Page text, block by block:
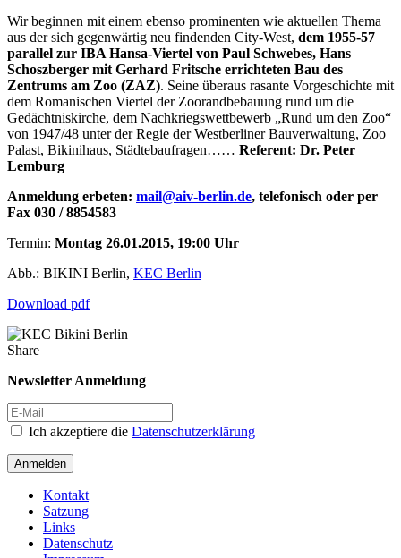
Wir beginnen mit einem ebenso prominenten wie aktuellen Thema
aus der sich gegenwärtig neu findenden City-West, dem 1955-57
parallel zur IBA Hansa-Viertel von Paul Schwebes, Hans
Schoszberger mit Gerhard Fritsche errichteten Bau des
Zentrums am Zoo (ZAZ). Seine überaus rasante Vorgeschichte mit
dem Romanischen Viertel der Zoorandbebauung rund um die
Gedächtniskirche, dem Nachkriegswettbewerb „Rund um den Zoo“
von 1947/48 unter der Regie der Westberliner Bauverwaltung, Zoo
Palast, Bikinihaus, Städtebaufragen…… Referent: Dr. Peter
Lemburg
Anmeldung erbeten: mail@aiv-berlin.de, telefonisch oder per
Fax 030 / 8854583
Termin: Montag 26.01.2015, 19:00 Uhr
Abb.: BIKINI Berlin, KEC Berlin
Download pdf
Share
Newsletter Anmeldung
Ich akzeptiere die Datenschutzerklärung
Anmelden
Kontakt
Satzung
Links
Datenschutz